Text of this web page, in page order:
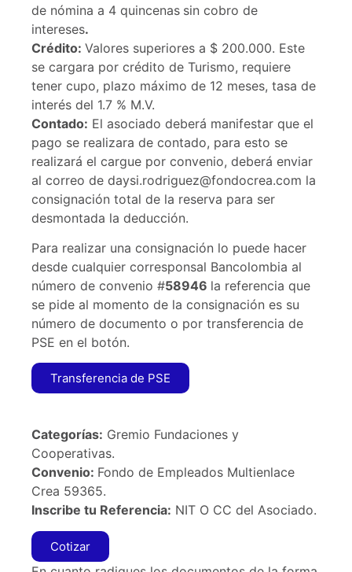
de nómina a 4 quincenas sin cobro de
intereses.
Crédito: Valores superiores a $ 200.000. Este
se cargara por crédito de Turismo, requiere
tener cupo, plazo máximo de 12 meses, tasa de
interés del 1.7 % M.V.
Contado: El asociado deberá manifestar que el
pago se realizara de contado, para esto se
realizará el cargue por convenio, deberá enviar
al correo de daysi.rodriguez@fondocrea.com la
consignación total de la reserva para ser
desmontada la deducción.
Para realizar una consignación lo puede hacer
desde cualquier corresponsal Bancolombia al
número de convenio #58946 la referencia que
se pide al momento de la consignación es su
número de documento o por transferencia de
PSE en el botón.
Transferencia de PSE
Categorías: Gremio Fundaciones y
Cooperativas.
Convenio: Fondo de Empleados Multienlace
Crea 59365.
Inscribe tu Referencia: NIT O CC del Asociado.
Cotizar